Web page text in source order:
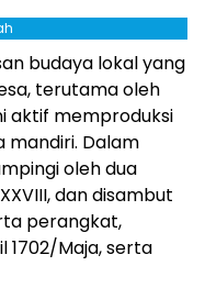
budaya lokal yang
terutama oleh
aktif memproduksi
mandiri. Dalam
oleh dua
dan disambut
perangkat,
1702/Maja, serta